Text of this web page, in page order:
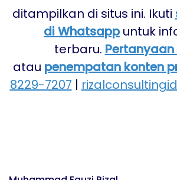
ditampilkan di situs ini. Ikuti
di Whatsapp untuk
terbaru. Pertanyaan
atau penempatan konten
8229-7207 |